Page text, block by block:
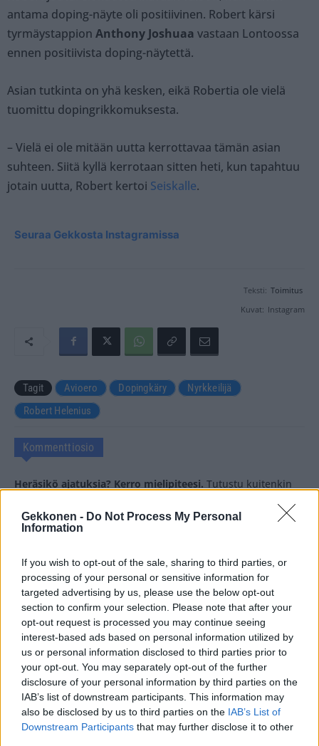
Gekkonen - Do Not Process My Personal
Information
If you wish to opt-out of the sale, sharing to third parties, or
processing of your personal or sensitive information for
targeted advertising by us, please use the below opt-out
section to confirm your selection. Please note that after your
opt-out request is processed you may continue seeing
interest-based ads based on personal information utilized by
us or personal information disclosed to third parties prior to
your opt-out. You may separately opt-out of the further
disclosure of your personal information by third parties on the
IAB’s list of downstream participants. This information may
also be disclosed by us to third parties on the IAB’s List of
Downstream Participants that may further disclose it to other
antama doping-näyte oli positiivinen. Robert kärsi
tyrmäystappion Anthony Joshuaa vastaan Lontoossa
ennen positiivista doping-näytettä.
Asian tutkinta on yhä kesken, eikä Robertia ole vielä
tuomittu dopingrikkomuksesta.
– Vielä ei ole mitään uutta kerrottavaa tämän asian
suhteen. Siitä kyllä kerrotaan sitten heti, kun tapahtuu
jotain uutta, Robert kertoi Seiskalle.
Seuraa Gekkosta Instagramissa
Teksti: Toimitus
Kuvat: Instagram
Tagit Avioero Dopingkäry
Nyrkkeilijä
Robert Helenius
Kommenttiosio
Heräsikö ajatuksia? Kerro mielipiteesi. Tutustu kuitenkin
✨ Nimikone